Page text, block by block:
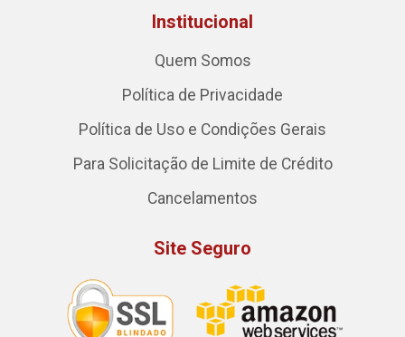
Institucional
Quem Somos
Política de Privacidade
Política de Uso e Condições Gerais
Para Solicitação de Limite de Crédito
Cancelamentos
Site Seguro